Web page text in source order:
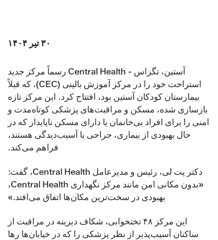
۳۰ تیر ۱۴۰۴
آستین، تگزاس - Central Health رسماً مرکز جدید
استراحت خود را در مرکز آموزش بالینی (CEC)، که قبلاً
بیمارستان کودکان آستین بود، افتتاح کرد. این مرکز تازه
بازسازی شده، مسکن و مراقبت‌های پزشکی کوتاه‌مدت و
امنی را برای افراد بی‌خانمان یا دارای مسکن ناپایدار که در
حال بهبودی از بیماری، جراحی یا آسیب‌دیدگی هستند،
فراهم می‌کند.
دکتر پت لی، رئیس و مدیرعامل Central Health، گفت:
«بدون مکانی امن مانند مرکز نگهداری Central Health،
بهبودی در سخت‌ترین مکان‌ها اتفاق می‌افتد.»
این مرکز ۴۸ تختخوابی، شکاف دیرینه در مراقبت از
ساکنان آسیب‌پذیر از نظر پزشکی را که در خیابان‌ها رها